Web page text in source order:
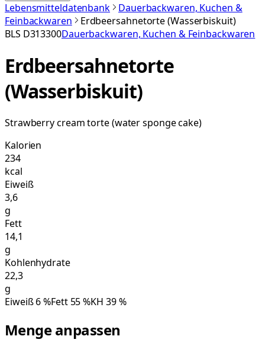
Lebensmitteldatenbank
Dauerbackwaren, Kuchen &
Feinbackwaren
Erdbeersahnetorte (Wasserbiskuit)
BLS D313300Dauerbackwaren, Kuchen & Feinbackwaren
Erdbeersahnetorte
(Wasserbiskuit)
Strawberry cream torte (water sponge cake)
Kalorien
234
kcal
Eiweiß
3,6
g
Fett
14,1
g
Kohlenhydrate
22,3
g
Eiweiß6%Fett 55%KH 39%
Menge anpassen